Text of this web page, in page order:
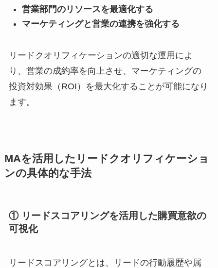
営業部門のリソースを最適化する
マーケティングと営業の連携を強化する
リードクオリフィケーションの適切な運用によ
り、営業の成約率を向上させ、マーケティングの
投資対効果（ROI）を最大化することが可能になり
ます。
MAを活用したリードクオリフィケーショ
ンの具体的な手法
① リードスコアリングを活用した購買意欲の
可視化
リードスコアリングとは、リードの行動履歴や属